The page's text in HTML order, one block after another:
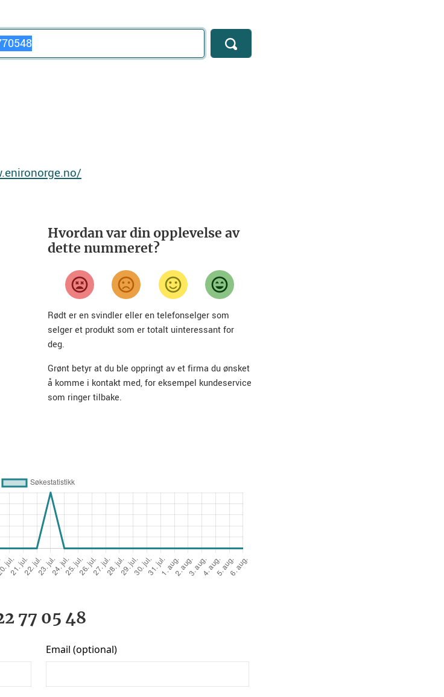
Hvordan var din opplevelse av
dette nummeret?
Rødt er en svindler eller en telefonselger som
selger et produkt som er totalt uinteressant for
deg.
Grønt betyr at du ble oppringt av et firma du ønsket
å komme i kontakt med, for eksempel kundeservice
som ringer tilbake.
77 05 48